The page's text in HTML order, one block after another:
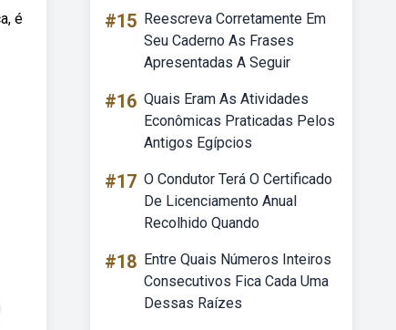
é
#15 Reescreva Corretamente Em
Seu Caderno As Frases
Apresentadas A Seguir
#16 Quais Eram As Atividades
Econômicas Praticadas Pelos
Antigos Egípcios
#17 O Condutor Terá O Certificado
De Licenciamento Anual
Recolhido Quando
#18 Entre Quais Números Inteiros
Consecutivos Fica Cada Uma
Dessas Raízes